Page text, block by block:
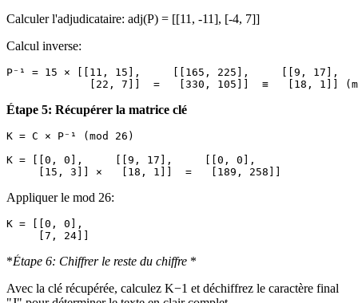
Calculer l'adjudicataire: adj(P) = [[11, -11], [-4, 7]]
Calcul inverse:
P⁻¹ = 15 × [[11, 15],     [[165, 225],     [[9, 17],
Étape 5: Récupérer la matrice clé
K = C × P⁻¹ (mod 26)
K = [[0, 0],     [[9, 17],     [[0, 0],
Appliquer le mod 26:
K = [[0, 0],
*Étape 6: Chiffrer le reste du chiffre *
Avec la clé récupérée, calculez K−1 et déchiffrez le caractère final